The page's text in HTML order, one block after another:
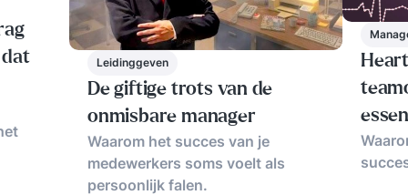
dat
Leidinggeven
De giftige trots van de
onmisbare manager
Waarom het succes van je
medewerkers soms voelt als
persoonlijk falen.